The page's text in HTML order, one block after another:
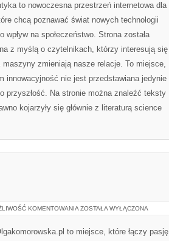
to nowoczesna przestrzeń internetowa dla
chcą poznawać świat nowych technologii
wpływ na społeczeństwo. Strona została
z myślą o czytelnikach, którzy interesują się
maszyny zmieniają nasze relacje. To miejsce,
innowacyjność nie jest przedstawiana jedynie
przyszłość. Na stronie można znaleźć teksty
kojarzyły się głównie z literaturą science
KOMENTOWANIA SPORT
ZOSTAŁA WYŁĄCZONA
to miejsce, które łączy pasję